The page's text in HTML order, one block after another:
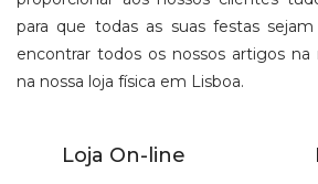
para que todas as suas festas
encontrar todos os nossos artigos na
na nossa loja física em Lisboa.
Loja On-line